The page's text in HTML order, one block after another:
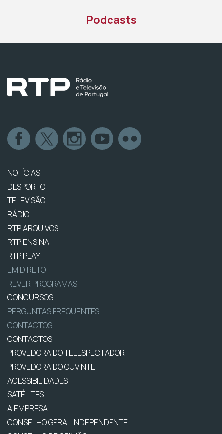
Podcasts
NOTÍCIAS
DESPORTO
TELEVISÃO
RÁDIO
RTP ARQUIVOS
RTP ENSINA
RTP PLAY
EM DIRETO
REVER PROGRAMAS
CONCURSOS
PERGUNTAS FREQUENTES
CONTACTOS
CONTACTOS
PROVEDORA DO TELESPECTADOR
PROVEDORA DO OUVINTE
ACESSIBILIDADES
SATÉLITES
A EMPRESA
CONSELHO GERAL INDEPENDENTE